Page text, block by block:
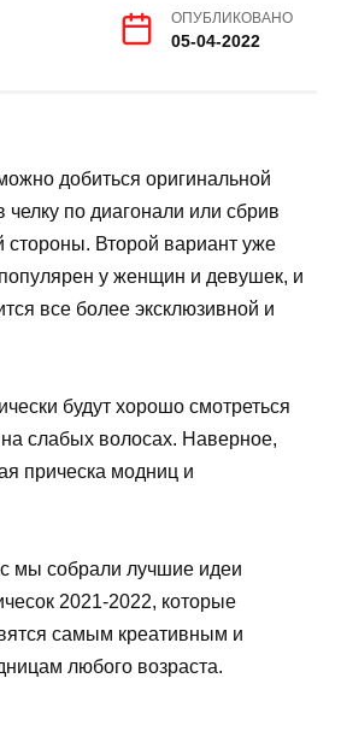
ОПУБЛИКОВАНО
05-04-2022
добиться оригинальной
челку по диагонали или сбрив
стороны. Второй вариант уже
у женщин и девушек, и
все более эксклюзивной и
будут хорошо смотреться
на слабых волосах. Наверное,
прическа модниц и
мы собрали лучшие идеи
2021-2022, которые
самым креативным и
любого возраста.